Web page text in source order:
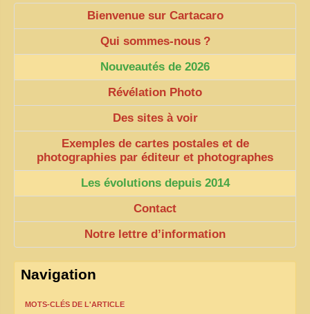
Bienvenue sur Cartacaro
Qui sommes-nous ?
Nouveautés de 2026
Révélation Photo
Des sites à voir
Exemples de cartes postales et de
photographies par éditeur et photographes
Les évolutions depuis 2014
Contact
Notre lettre d’information
Navigation
MOTS-CLÉS DE L'ARTICLE